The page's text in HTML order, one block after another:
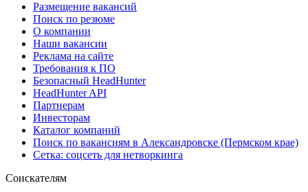
Размещение вакансий
Поиск по резюме
О компании
Наши вакансии
Реклама на сайте
Требования к ПО
Безопасный HeadHunter
HeadHunter API
Партнерам
Инвесторам
Каталог компаний
Поиск по вакансиям в Александровске (Пермском крае)
Сетка: соцсеть для нетворкинга
Соискателям